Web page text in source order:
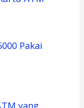
Pakai
yang